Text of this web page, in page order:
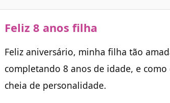
Feliz 8 anos filha
Feliz aniversário, minha filha tão
completando 8 anos de idade, e
cheia de personalidade.